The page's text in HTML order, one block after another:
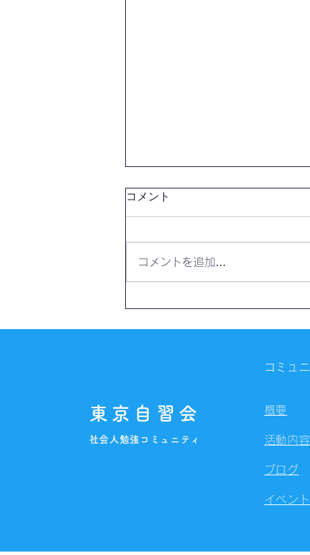
コメント
コメントを追加…
東京自習会
社会人勉強コミュニティ
コミュ
概要
活動内容
ブログ
イベント